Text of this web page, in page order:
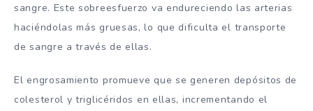
sangre. Este sobreesfuerzo va endureciendo las arterias
haciéndolas más gruesas, lo que dificulta el transporte
de sangre a través de ellas.
El engrosamiento promueve que se generen depósitos de
colesterol y triglicéridos en ellas, incrementando el